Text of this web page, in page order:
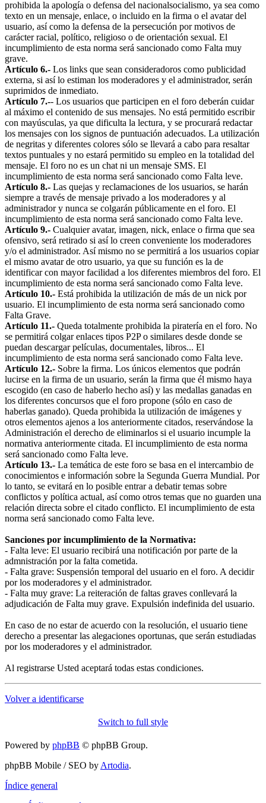
prohibida la apología o defensa del nacionalsocialismo, ya sea como
texto en un mensaje, enlace, o incluido en la firma o el avatar del
usuario, así como la defensa de la persecución por motivos de
carácter racial, político, religioso o de orientación sexual. El
incumplimiento de esta norma será sancionado como Falta muy
grave.
Artículo 6.- Los links que sean consideradoros como publicidad
externa, si así lo estiman los moderadores y el administrador, serán
suprimidos de inmediato.
Artículo 7.-- Los usuarios que participen en el foro deberán cuidar
al máximo el contenido de sus mensajes. No está permitido escribir
con mayúsculas, ya que dificulta la lectura, y se procurará redactar
los mensajes con los signos de puntuación adecuados. La utilización
de negritas y diferentes colores sólo se llevará a cabo para resaltar
textos puntuales y no estará permitido su empleo en la totalidad del
mensaje. El foro no es un chat ni un mensaje SMS. El
incumplimiento de esta norma será sancionado como Falta leve.
Artículo 8.- Las quejas y reclamaciones de los usuarios, se harán
siempre a través de mensaje privado a los moderadores y al
administrador y nunca se colgarán públicamente en el foro. El
incumplimiento de esta norma será sancionado como Falta leve.
Artículo 9.- Cualquier avatar, imagen, nick, enlace o firma que sea
ofensivo, será retirado si así lo creen conveniente los moderadores
y/o el administrador. Así mismo no se permitirá a los usuarios copiar
el mismo avatar de otro usuario, ya que su función es la de
identificar con mayor facilidad a los diferentes miembros del foro. El
incumplimiento de esta norma será sancionado como Falta leve.
Artículo 10.- Está prohibida la utilización de más de un nick por
usuario. El incumplimiento de esta norma será sancionado como
Falta Grave.
Artículo 11.- Queda totalmente prohibida la piratería en el foro. No
se permitirá colgar enlaces tipos P2P o similares desde donde se
puedan descargar películas, documentales, libros... El
incumplimiento de esta norma será sancionado como Falta leve.
Artículo 12.- Sobre la firma. Los únicos elementos que podrán
lucirse en la firma de un usuario, serán la firma que él mismo haya
escogido (en caso de haberlo hecho así) y las medallas ganadas en
los diferentes concursos que el foro propone (sólo en caso de
haberlas ganado). Queda prohibida la utilización de imágenes y
otros elementos ajenos a los anteriormente citados, reservándose la
Administración el derecho de eliminarlos si el usuario incumple la
normativa anteriormente citada. El incumplimiento de esta norma
será sancionado como Falta leve.
Artículo 13.- La temática de este foro se basa en el intercambio de
conocimientos e información sobre la Segunda Guerra Mundial. Por
lo tanto, se evitará en lo posible entrar a debatir temas sobre
conflictos y política actual, así como otros temas que no guarden una
relación directa sobre el citado conflicto. El incumplimiento de esta
norma será sancionado como Falta leve.
Sanciones por incumplimiento de la Normativa:
- Falta leve: El usuario recibirá una notificación por parte de la
admnistración por la falta cometida.
- Falta grave: Suspensión temporal del usuario en el foro. A decidir
por los moderadores y el administrador.
- Falta muy grave: La reiteración de faltas graves conllevará la
adjudicación de Falta muy grave. Expulsión indefinida del usuario.
En caso de no estar de acuerdo con la resolución, el usuario tiene
derecho a presentar las alegaciones oportunas, que serán estudiadas
por los moderadores y el administrador.
Al registrarse Usted aceptará todas estas condiciones.
Volver a identificarse
Switch to full style
Powered by phpBB © phpBB Group.
phpBB Mobile / SEO by Artodia.
Índice general